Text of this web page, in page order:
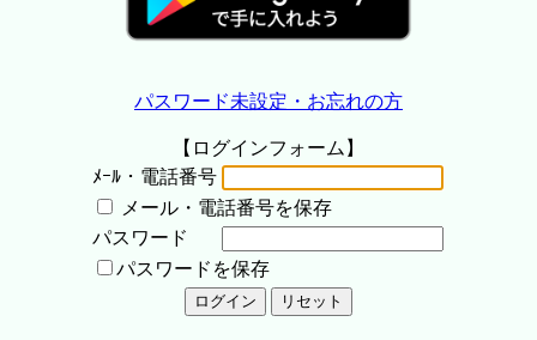
パスワード未設定・お忘れの方
【ログインフォーム】
ﾒｰﾙ・電話番号
メール・電話番号を保存
パスワード
パスワードを保存